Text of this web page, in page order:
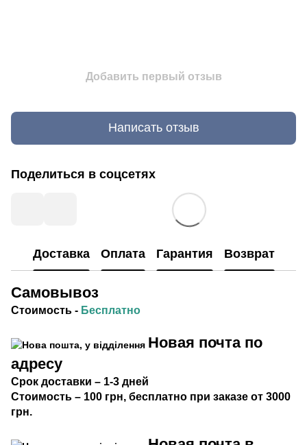
Добавить первый отзыв
Написать отзыв
Поделиться в соцсетях
Доставка Оплата Гарантия Возврат
Самовывоз
Стоимость - Бесплатно
Новая почта по
адресу
Срок доставки – 1-3 дней
Стоимость – 100 грн, бесплатно при заказе от 3000
грн.